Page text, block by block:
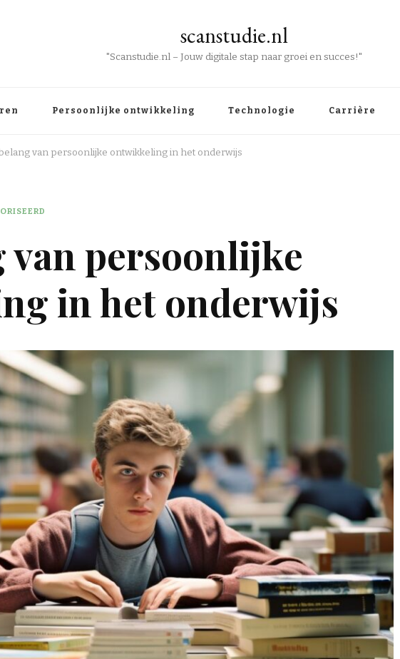
scanstudie.nl
"Scanstudie.nl – Jouw digitale stap naar groei en succes!"
Persoonlijke ontwikkeling Technologie Carrière
van persoonlijke ontwikkeling in het onderwijs
van persoonlijke
in het onderwijs